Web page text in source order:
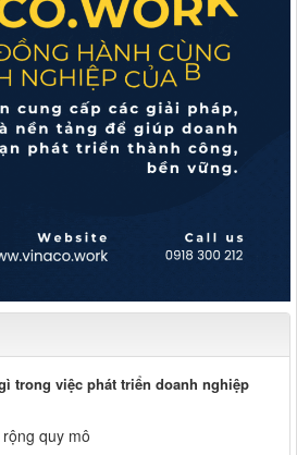
trong việc phát triển doanh nghiệp
quy mô